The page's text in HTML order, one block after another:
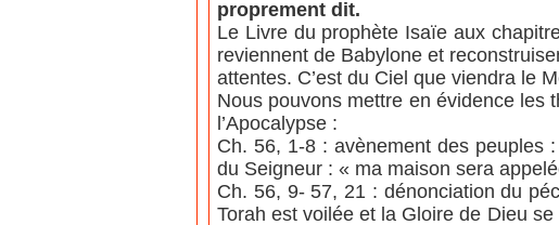
proprement dit.
Le Livre du prophète Isaïe aux
reviennent de Babylone et
attentes. C’est du Ciel que viendra le
Nous pouvons mettre en évidence les
l’Apocalypse :
Ch. 56, 1-8 : avènement des peuples
du Seigneur : « ma maison sera
Ch. 56, 9- 57, 21 : dénonciation du
Torah est voilée et la Gloire de Dieu